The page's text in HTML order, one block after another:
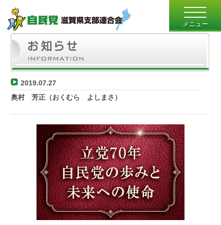
toggle
メニュー
2019.07.27
奥村 芳正（おくむら よしまさ）